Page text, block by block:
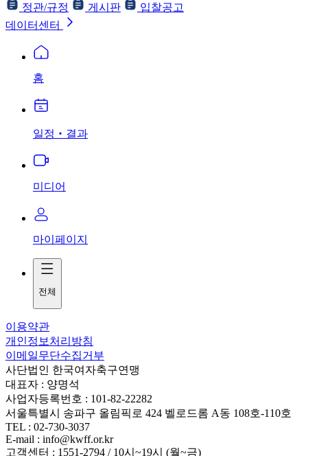
정관/규정 게시판
입찰공고
데이터센터
홈
일정‧결과
미디어
마이페이지
전체
이용약관
개인정보처리방침
이메일무단수집거부
사단법인 한국여자축구연맹
대표자 : 양명석
사업자등록번호 : 101-82-22282
서울특별시 송파구 올림픽로 424 벨로드롬 A동 108호-110호
TEL : 02-730-3037
E-mail : info@kwff.or.kr
고객센터 : 1551-2794 / 10시~19시 (월~금)